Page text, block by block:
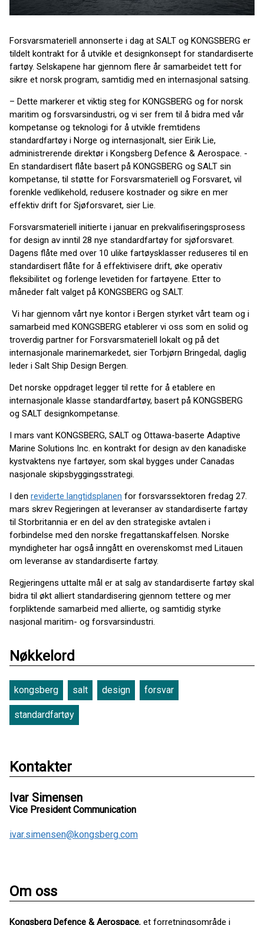
Forsvarsmateriell annonserte i dag at SALT og KONGSBERG er
tildelt kontrakt for å utvikle et designkonsept for standardiserte
fartøy. Selskapene har gjennom flere år samarbeidet tett for
sikre et norsk program, samtidig med en internasjonal satsing.
– Dette markerer et viktig steg for KONGSBERG og for norsk
maritim og forsvarsindustri, og vi ser frem til å bidra med vår
kompetanse og teknologi for å utvikle fremtidens
standardfartøy i Norge og internasjonalt, sier Eirik Lie,
administrerende direktør i Kongsberg Defence & Aerospace. -
En standardisert flåte basert på KONGSBERG og SALT sin
kompetanse, til støtte for Forsvarsmateriell og Forsvaret, vil
forenkle vedlikehold, redusere kostnader og sikre en mer
effektiv drift for Sjøforsvaret, sier Lie.
Forsvarsmateriell initierte i januar en prekvalifiseringsprosess
for design av inntil 28 nye standardfartøy for sjøforsvaret.
Dagens flåte med over 10 ulike fartøysklasser reduseres til en
standardisert flåte for å effektivisere drift, øke operativ
fleksibilitet og forlenge levetiden for fartøyene. Etter to
måneder falt valget på KONGSBERG og SALT.
Vi har gjennom vårt nye kontor i Bergen styrket vårt team og i
samarbeid med KONGSBERG etablerer vi oss som en solid og
troverdig partner for Forsvarsmateriell lokalt og på det
internasjonale marinemarkedet, sier Torbjørn Bringedal, daglig
leder i Salt Ship Design Bergen.
Det norske oppdraget legger til rette for å etablere en
internasjonale klasse standardfartøy, basert på KONGSBERG
og SALT designkompetanse.
I mars vant KONGSBERG, SALT og Ottawa-baserte Adaptive
Marine Solutions Inc. en kontrakt for design av den kanadiske
kystvaktens nye fartøyer, som skal bygges under Canadas
nasjonale skipsbyggingsstrategi.
I den reviderte langtidsplanen for forsvarssektoren fredag 27.
mars skrev Regjeringen at leveranser av standardiserte fartøy
til Storbritannia er en del av den strategiske avtalen i
forbindelse med den norske fregattanskaffelsen. Norske
myndigheter har også inngått en overenskomst med Litauen
om leveranse av standardiserte fartøy.
Regjeringens uttalte mål er at salg av standardiserte fartøy skal
bidra til økt alliert standardisering gjennom tettere og mer
forpliktende samarbeid med allierte, og samtidig styrke
nasjonal maritim- og forsvarsindustri.
Nøkkelord
kongsberg salt design forsvar
standardfartøy
Kontakter
Ivar Simensen
Vice President Communication
ivar.simensen@kongsberg.com
Om oss
Kongsberg Defence & Aerospace, et forretningsområde i